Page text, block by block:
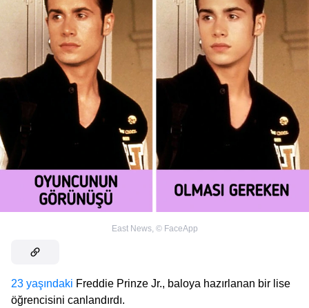
East News, © FaceApp
23 yaşındaki Freddie Prinze Jr., baloya hazırlanan bir lise
öğrencisini canlandırdı.